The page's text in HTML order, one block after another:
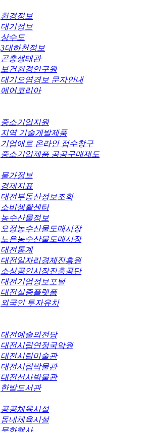
환경정보
대기정보
상수도
3대하천정보
곤충생태관
보건환경연구원
대기오염경보 문자안내
에어코리아
중소기업지원
지역 기술개발제품
기업애로 온라인 접수창구
중소기업제품 공공구매제도
물가정보
경제지표
대전부동산정보조회
소비생활센터
농수산물정보
오정농수산물도매시장
노은농수산물도매시장
대전통계
대전일자리경제진흥원
소상공인시장진흥공단
대전기업정보포털
대전실증플랫폼
외국인 투자유치
대전예술의전당
대전시립연정국악원
대전시립미술관
대전시립박물관
대전선사박물관
한밭도서관
공공체육시설
동네체육시설
문화행사